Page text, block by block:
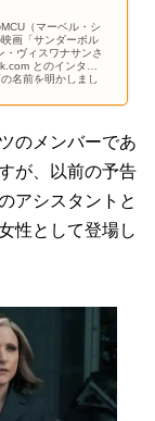
（マーベル・シ
画「サンダーボル
・ヴィスワナサンさ
とのインタビ
名前を明かしまし
のメンバーであ
が、以前の予告
アシスタントと
性として登場し